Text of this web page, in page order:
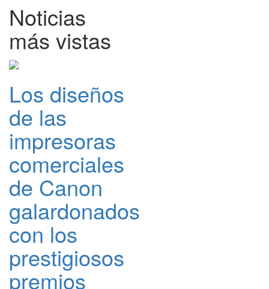
Noticias
más vistas
Los diseños
de las
impresoras
comerciales
de Canon
galardonados
con los
prestigiosos
premios